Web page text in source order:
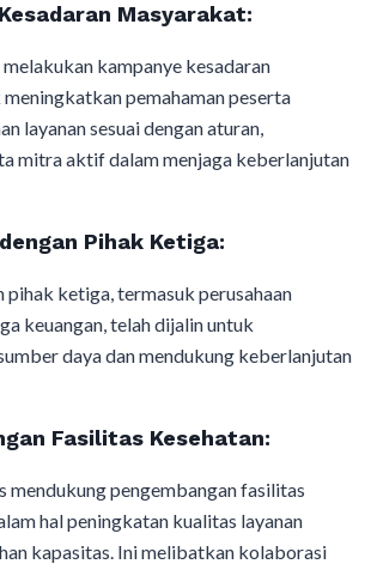
Masyarakat:
kampanye kesadaran
pemahaman peserta
layanan sesuai dengan aturan,
mitra aktif dalam menjaga keberlanjutan
Pihak Ketiga:
pihak ketiga, termasuk perusahaan
keuangan, telah dijalin untuk
daya dan mendukung keberlanjutan
Fasilitas Kesehatan:
mendukung pengembangan fasilitas
hal peningkatan kualitas layanan
kapasitas. Ini melibatkan kolaborasi